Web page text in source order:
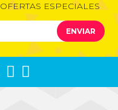
OFERTAS ESPECIALES
ENVIAR
 